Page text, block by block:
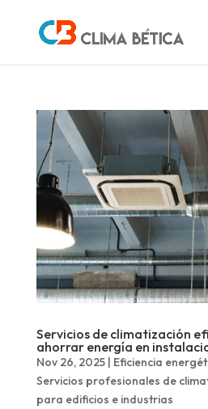
Servicios de climatización
ahorrar energía en
Nov 26, 2025| Eficiencia
Servicios profesionales de
para edificios e industrias